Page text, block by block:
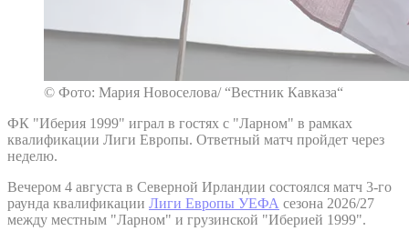
© Фото: Мария Новоселова/ “Вестник Кавказа“
ФК "Иберия 1999" играл в гостях с "Ларном" в рамках
квалификации Лиги Европы. Ответный матч пройдет через
неделю.
Вечером 4 августа в Северной Ирландии состоялся матч 3-го
раунда квалификации Лиги Европы УЕФА сезона 2026/27
между местным "Ларном" и грузинской "Иберией 1999".